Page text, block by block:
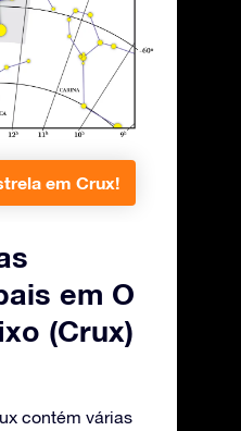
em Crux!
em O
(Crux)
contém várias